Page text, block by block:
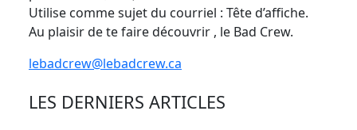
Utilise comme sujet du courriel : Tête d’affiche.
Au plaisir de te faire découvrir , le Bad Crew.
lebadcrew@lebadcrew.ca
LES DERNIERS ARTICLES